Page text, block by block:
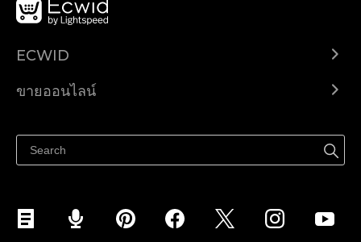
ECWID
ราคา
ขายออนไลน์
ขายบนเฟสบุ๊ค